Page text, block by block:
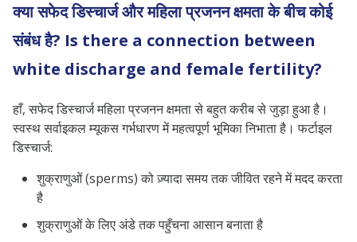
क्या सफेद डिस्चार्ज और महिला प्रजनन क्षमता के बीच कोई
संबंध है? Is there a connection between
white discharge and female fertility?
हाँ, सफेद डिस्चार्ज महिला प्रजनन क्षमता से बहुत करीब से जुड़ा हुआ है।
स्वस्थ सर्वाइकल म्यूकस गर्भधारण में महत्वपूर्ण भूमिका निभाता है। फर्टाइल
डिस्चार्ज:
शुक्राणुओं (sperms) को ज़्यादा समय तक जीवित रहने में मदद करता
है
शुक्राणुओं के लिए अंडे तक पहुँचना आसान बनाता है